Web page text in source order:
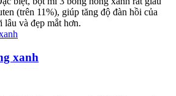
(trên 11%), giúp tăng độ đàn hồi của
và đẹp mắt hơn.
xanh